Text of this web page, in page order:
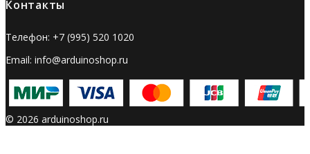
Контакты
Телефон: +7 (995) 520 1020
Email: info@arduinoshop.ru
© 2026 arduinoshop.ru